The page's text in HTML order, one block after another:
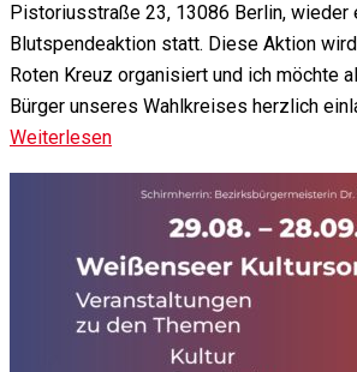
Pistoriusstraße 23, 13086 Berlin, wieder
Blutspendeaktion statt. Diese Aktion
Roten Kreuz organisiert und ich möchte
Bürger unseres Wahlkreises herzlich
Weiterlesen